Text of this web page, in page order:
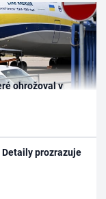
ohrožoval v
prozrazuje